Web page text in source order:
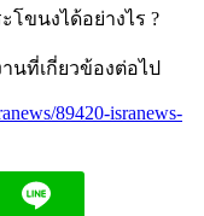
โขนงได้อย่างไร ?
นที่เกี่ยวข้องต่อไป
89420-isranews-